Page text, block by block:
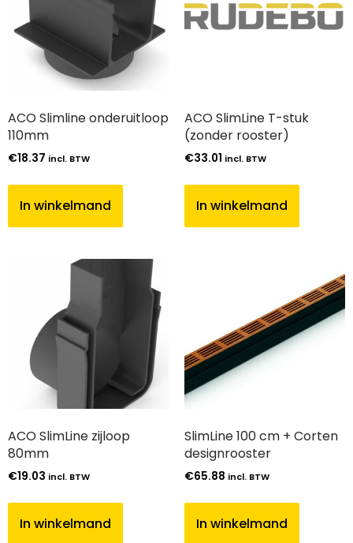
ACO Slimline onderuitloop
110mm
€18.37 incl. BTW
In winkelmand
ACO SlimLine T-stuk
(zonder rooster)
€33.01 incl. BTW
In winkelmand
ACO SlimLine zijloop
80mm
€19.03 incl. BTW
In winkelmand
SlimLine 100 cm + Corten
designrooster
€65.88 incl. BTW
In winkelmand